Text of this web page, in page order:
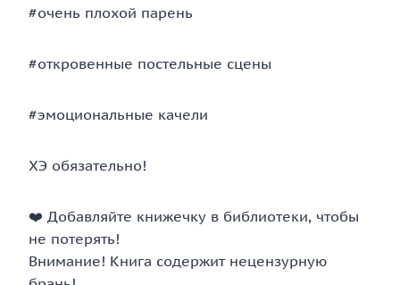
#очень плохой парень
#откровенные постельные сцены
#эмоциональные качели
ХЭ обязательно!
‍❤️‍ Добавляйте книжечку в библиотеки, чтобы
не потерять!
Внимание! Книга содержит нецензурную